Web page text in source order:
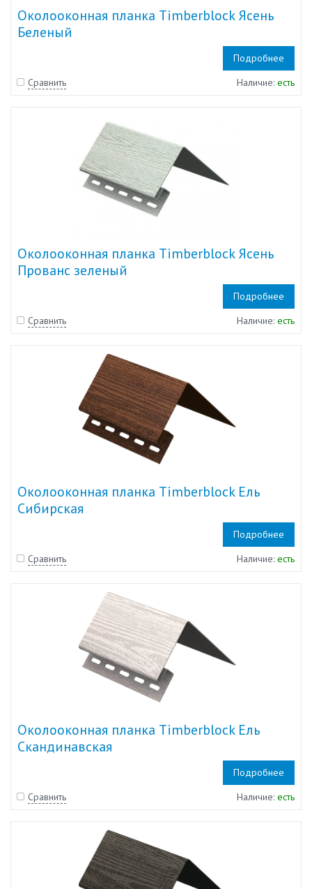
Околооконная планка Timberblock Ясень
Беленый
Подробнее
Сравнить
Наличие: есть
Околооконная планка Timberblock Ясень
Прованс зеленый
Подробнее
Сравнить
Наличие: есть
Околооконная планка Timberblock Ель
Сибирская
Подробнее
Сравнить
Наличие: есть
Околооконная планка Timberblock Ель
Скандинавская
Подробнее
Сравнить
Наличие: есть